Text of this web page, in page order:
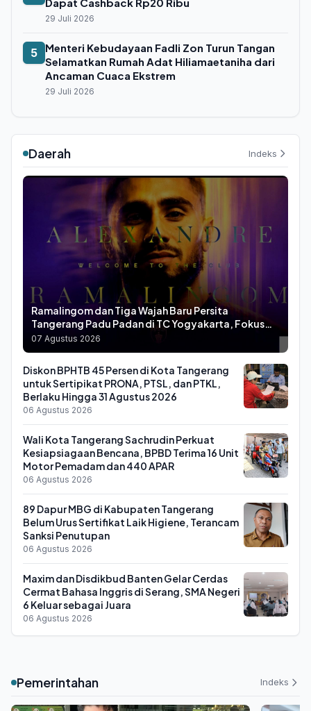
29 Juli 2026
5
Menteri Kebudayaan Fadli Zon Turun Tangan
Selamatkan Rumah Adat Hiliamaetaniha dari
Ancaman Cuaca Ekstrem
29 Juli 2026
Daerah Indeks
Ramalingom dan Tiga Wajah Baru Persita
Tangerang Padu Padan di TC Yogyakarta, Fokus
Adaptasi Jelang BRI Super League
07 Agustus 2026
Diskon BPHTB 45 Persen di Kota Tangerang
untuk Sertipikat PRONA, PTSL, dan PTKL,
Berlaku Hingga 31 Agustus 2026
06 Agustus 2026
Wali Kota Tangerang Sachrudin Perkuat
Kesiapsiagaan Bencana, BPBD Terima 16 Unit
Motor Pemadam dan 440 APAR
06 Agustus 2026
89 Dapur MBG di Kabupaten Tangerang
Belum Urus Sertifikat Laik Higiene, Terancam
Sanksi Penutupan
06 Agustus 2026
Maxim dan Disdikbud Banten Gelar Cerdas
Cermat Bahasa Inggris di Serang, SMA Negeri
6 Keluar sebagai Juara
06 Agustus 2026
Pemerintahan Indeks